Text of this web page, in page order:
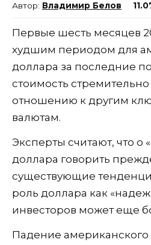
Владимир Белов
Первые шесть месяцев
худшим периодом для
доллара за последние
стоимость
отношению к другим
валютам.
Эксперты считают, что о
доллара говорить
существующие
роль доллара как
инвесторов может еще
Падение американского